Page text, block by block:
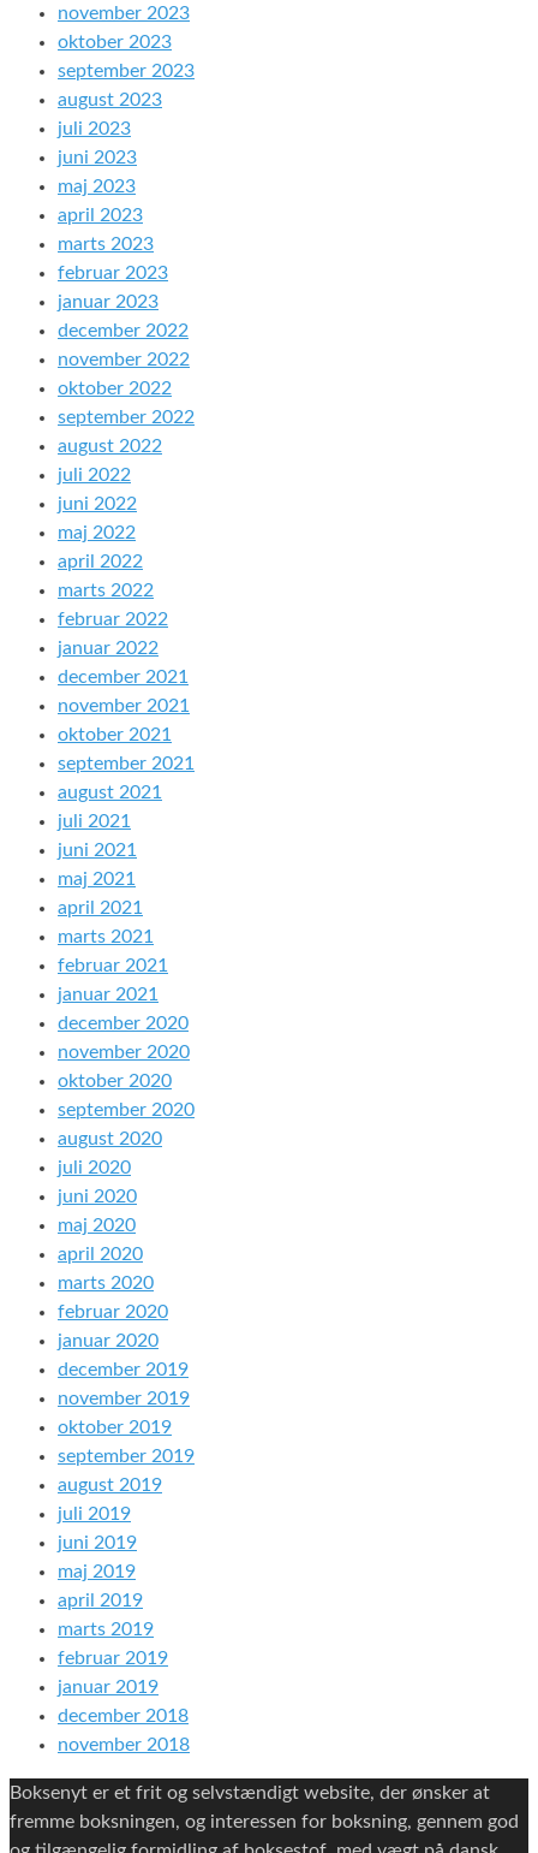
november 2023
oktober 2023
september 2023
august 2023
juli 2023
juni 2023
maj 2023
april 2023
marts 2023
februar 2023
januar 2023
december 2022
november 2022
oktober 2022
september 2022
august 2022
juli 2022
juni 2022
maj 2022
april 2022
marts 2022
februar 2022
januar 2022
december 2021
november 2021
oktober 2021
september 2021
august 2021
juli 2021
juni 2021
maj 2021
april 2021
marts 2021
februar 2021
januar 2021
december 2020
november 2020
oktober 2020
september 2020
august 2020
juli 2020
juni 2020
maj 2020
april 2020
marts 2020
februar 2020
januar 2020
december 2019
november 2019
oktober 2019
september 2019
august 2019
juli 2019
juni 2019
maj 2019
april 2019
marts 2019
februar 2019
januar 2019
december 2018
november 2018
Boksenyt er et frit og selvstændigt website, der ønsker at
fremme boksningen, og interessen for boksning, gennem god